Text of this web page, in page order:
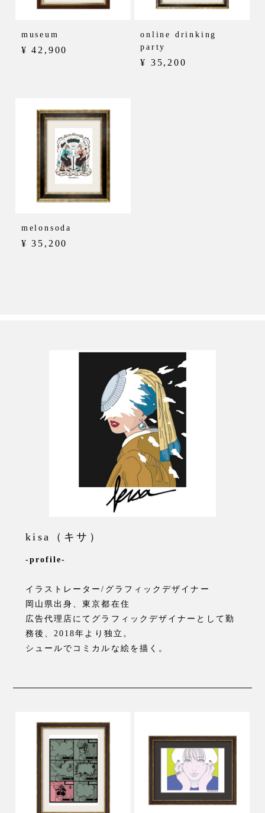
museum
¥ 42,900
online drinking
party
¥ 35,200
melonsoda
¥ 35,200
kisa（キサ）
-profile-
イラストレーター/グラフィックデザイナー
岡山県出身、東京都在住
広告代理店にてグラフィックデザイナーとして勤
務後、2018年より独立。
シュールでコミカルな絵を描く。